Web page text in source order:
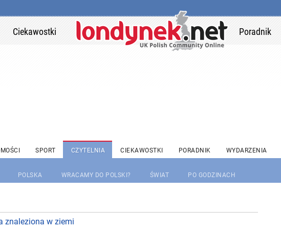
Ciekawostki Poradnik
SPORT CZYTELNIA CIEKAWOSTKI PORADNIK WYDARZENIA
POLSKA WRACAMY DO POLSKI? ŚWIAT PO GODZINACH
znaleziona w ziemi